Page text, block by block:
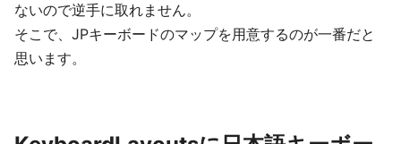
ないので逆手に取れません。
そこで、JPキーボードのマップを用意するのが一番だと
思います。